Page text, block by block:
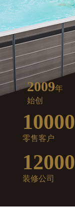
2009年
始创
10000
零售客户
12000
装修公司